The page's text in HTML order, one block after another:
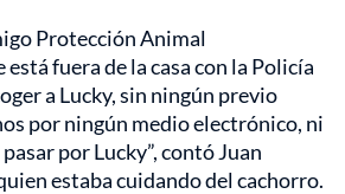
Protección Animal
fuera de la casa con la Policía
a Lucky, sin ningún previo
por ningún medio electrónico, ni
por Lucky”, contó Juan
estaba cuidando del cachorro.